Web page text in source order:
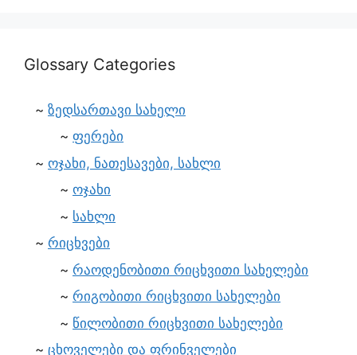
Glossary Categories
ზედსართავი სახელი
ფერები
ოჯახი, ნათესავები, სახლი
ოჯახი
სახლი
რიცხვები
რაოდენობითი რიცხვითი სახელები
რიგობითი რიცხვითი სახელები
წილობითი რიცხვითი სახელები
ცხოველები და ფრინველები